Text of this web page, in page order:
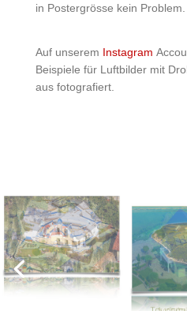
in Postergrösse kein Problem.
Auf unserem Instagram
Beispiele für Luftbilder mit
aus fotografiert.
Luftbilder für
Immobilie